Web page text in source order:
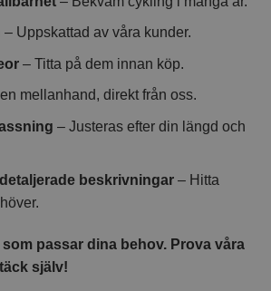
– Uppskattad av våra kunder.
– Titta på dem innan köp.
mellanhand, direkt från oss.
– Justeras efter din längd och
beskrivningar– Hitta
passar dina behov. Prova våra
själv!